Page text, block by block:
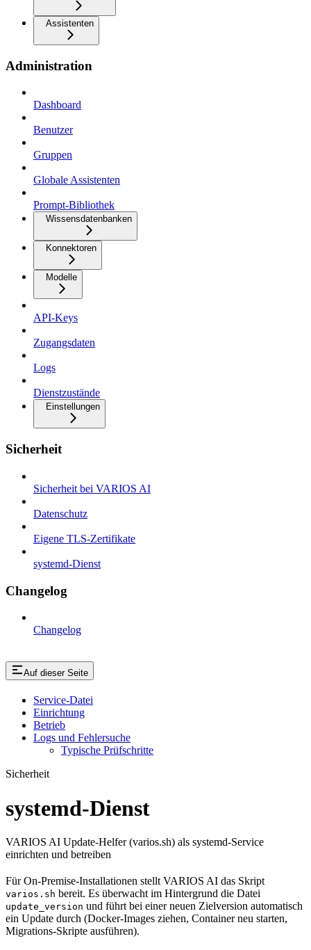
Assistenten
Administration
Dashboard
Benutzer
Gruppen
Globale Assistenten
Prompt-Bibliothek
Wissensdatenbanken
Konnektoren
Modelle
API-Keys
Zugangsdaten
Logs
Dienstzustände
Einstellungen
Sicherheit
Sicherheit bei VARIOS AI
Datenschutz
Eigene TLS-Zertifikate
systemd-Dienst
Changelog
Changelog
Auf dieser Seite
Service-Datei
Einrichtung
Betrieb
Logs und Fehlersuche
Typische Prüfschritte
Sicherheit
systemd-Dienst
VARIOS AI Update-Helfer (varios.sh) als systemd-Service
einrichten und betreiben
Für On-Premise-Installationen stellt VARIOS AI das Skript
varios.sh bereit. Es überwacht im Hintergrund die Datei
update_version und führt bei einer neuen Zielversion automatisch
ein Update durch (Docker-Images ziehen, Container neu starten,
Migrations-Skripte ausführen).